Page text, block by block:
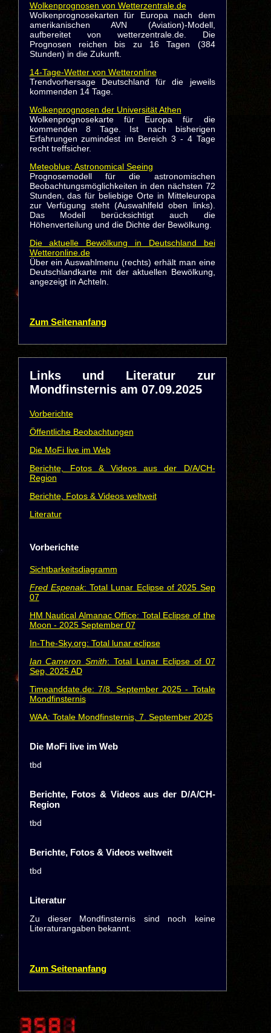
Wolkenprognosen von Wetterzentrale.de
Wolkenprognosekarten für Europa nach dem
amerikanischen AVN (Aviation)-Modell,
aufbereitet von wetterzentrale.de. Die
Prognosen reichen bis zu 16 Tagen (384
Stunden) in die Zukunft.
14-Tage-Wetter von Wetteronline
Trendvorhersage Deutschland für die jeweils
kommenden 14 Tage.
Wolkenprognosen der Universität Athen
Wolkenprognosekarte für Europa für die
kommenden 8 Tage. Ist nach bisherigen
Erfahrungen zumindest im Bereich 3 - 4 Tage
recht treffsicher.
Meteoblue: Astronomical Seeing
Prognosemodell für die astronomischen
Beobachtungsmöglichkeiten in den nächsten 72
Stunden, das für beliebige Orte in Mitteleuropa
zur Verfügung steht (Auswahlfeld oben links).
Das Modell berücksichtigt auch die
Höhenverteilung und die Dichte der Bewölkung.
Die aktuelle Bewölkung in Deutschland bei
Wetteronline.de
Über ein Auswahlmenu (rechts) erhält man eine
Deutschlandkarte mit der aktuellen Bewölkung,
angezeigt in Achteln.
Zum Seitenanfang
Links und Literatur zur
Mondfinsternis am 07.09.2025
Vorberichte
Öffentliche Beobachtungen
Die MoFi live im Web
Berichte, Fotos & Videos aus der D/A/CH-
Region
Berichte, Fotos & Videos weltweit
Literatur
Vorberichte
Sichtbarkeitsdiagramm
Fred Espenak: Total Lunar Eclipse of 2025 Sep
07
HM Nautical Almanac Office: Total Eclipse of the
Moon - 2025 September 07
In-The-Sky.org: Total lunar eclipse
Ian Cameron Smith: Total Lunar Eclipse of 07
Sep, 2025 AD
Timeanddate.de: 7/8. September 2025 - Totale
Mondfinsternis
WAA: Totale Mondfinsternis, 7. September 2025
Die MoFi live im Web
tbd
Berichte, Fotos & Videos aus der D/A/CH-
Region
tbd
Berichte, Fotos & Videos weltweit
tbd
Literatur
Zu dieser Mondfinsternis sind noch keine
Literaturangaben bekannt.
Zum Seitenanfang